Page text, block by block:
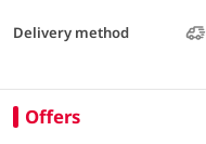
Delivery method
Offers